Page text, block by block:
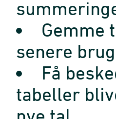
senere brug
Få
tabeller